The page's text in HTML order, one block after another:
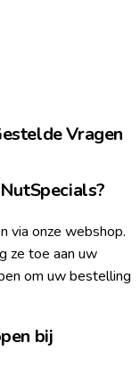
Vragen
via onze webshop.
ze toe aan uw
om uw bestelling
bij